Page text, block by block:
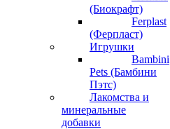
(Биокрафт)
Ferplast
(Ферпласт)
Игрушки
Bambini
Pets (Бамбини
Пэтс)
Лакомства и
минеральные
добавки